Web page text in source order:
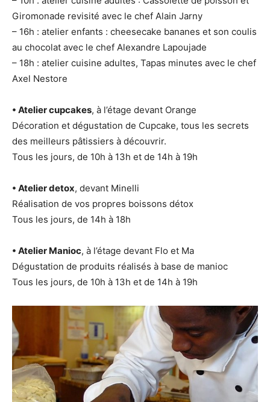
Giromonade revisité avec le chef Alain Jarny
– 16h : atelier enfants : cheesecake bananes et son coulis
au chocolat avec le chef Alexandre Lapoujade
– 18h : atelier cuisine adultes, Tapas minutes avec le chef
Axel Nestore
• Atelier cupcakes, à l’étage devant Orange
Décoration et dégustation de Cupcake, tous les secrets
des meilleurs pâtissiers à découvrir.
Tous les jours, de 10h à 13h et de 14h à 19h
• Atelier detox, devant Minelli
Réalisation de vos propres boissons détox
Tous les jours, de 14h à 18h
• Atelier Manioc, à l’étage devant Flo et Ma
Dégustation de produits réalisés à base de manioc
Tous les jours, de 10h à 13h et de 14h à 19h